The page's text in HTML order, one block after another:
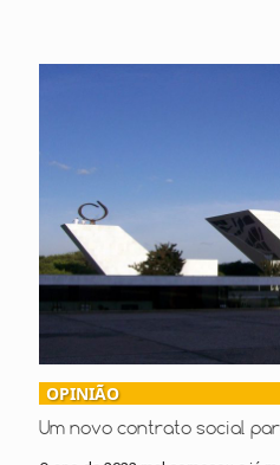
OPINIÃO
Um novo contrato social